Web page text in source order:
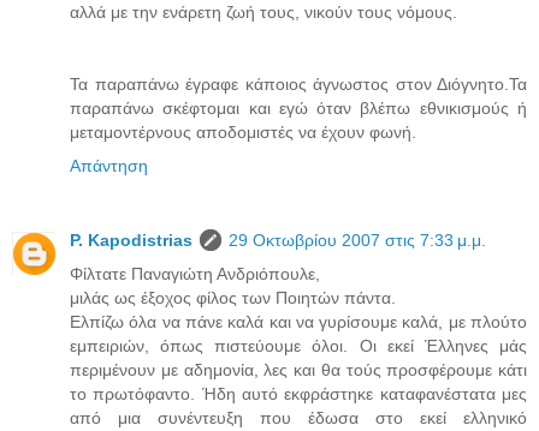
αλλά με την ενάρετη ζωή τους, νικούν τους νόμους.
Τα παραπάνω έγραφε κάποιος άγνωστος στον Διόγνητο.Τα
παραπάνω σκέφτομαι και εγώ όταν βλέπω εθνικισμούς ή
μεταμοντέρνους αποδομιστές να έχουν φωνή.
Απάντηση
P. Kapodistrias
29 Οκτωβρίου 2007 στις 7:33 μ.μ.
Φίλτατε Παναγιώτη Ανδριόπουλε,
μιλάς ως έξοχος φίλος των Ποιητών πάντα.
Ελπίζω όλα να πάνε καλά και να γυρίσουμε καλά, με πλούτο
εμπειριών, όπως πιστεύουμε όλοι. Οι εκεί Έλληνες μάς
περιμένουν με αδημονία, λες και θα τούς προσφέρουμε κάτι
το πρωτόφαντο. Ήδη αυτό εκφράστηκε καταφανέστατα μες
από μια συνέντευξη που έδωσα στο εκεί ελληνικό